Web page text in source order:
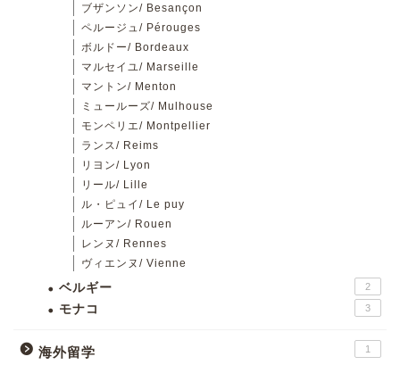
ブザンソン/ Besançon
ペルージュ/ Pérouges
ボルドー/ Bordeaux
マルセイユ/ Marseille
マントン/ Menton
ミュールーズ/ Mulhouse
モンペリエ/ Montpellier
ランス/ Reims
リヨン/ Lyon
リール/ Lille
ル・ピュイ/ Le puy
ルーアン/ Rouen
レンヌ/ Rennes
ヴィエンヌ/ Vienne
ベルギー 2
モナコ 3
海外留学 1